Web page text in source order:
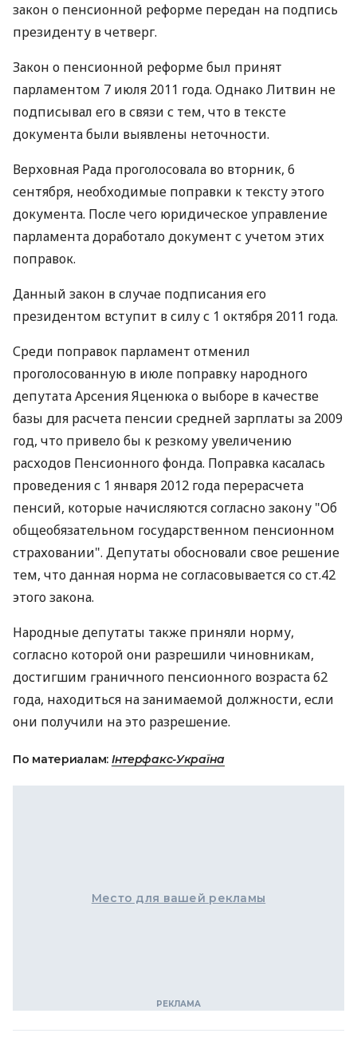
закон о пенсионной реформе передан на подпись
президенту в четверг.
Закон о пенсионной реформе был принят
парламентом 7 июля 2011 года. Однако Литвин не
подписывал его в связи с тем, что в тексте
документа были выявлены неточности.
Верховная Рада проголосовала во вторник, 6
сентября, необходимые поправки к тексту этого
документа. После чего юридическое управление
парламента доработало документ с учетом этих
поправок.
Данный закон в случае подписания его
президентом вступит в силу с 1 октября 2011 года.
Среди поправок парламент отменил
проголосованную в июле поправку народного
депутата Арсения Яценюка о выборе в качестве
базы для расчета пенсии средней зарплаты за 2009
год, что привело бы к резкому увеличению
расходов Пенсионного фонда. Поправка касалась
проведения с 1 января 2012 года перерасчета
пенсий, которые начисляются согласно закону "Об
общеобязательном государственном пенсионном
страховании". Депутаты обосновали свое решение
тем, что данная норма не согласовывается со ст.42
этого закона.
Народные депутаты также приняли норму,
согласно которой они разрешили чиновникам,
достигшим граничного пенсионного возраста 62
года, находиться на занимаемой должности, если
они получили на это разрешение.
По материалам: Інтерфакс-Україна
Место для вашей рекламы